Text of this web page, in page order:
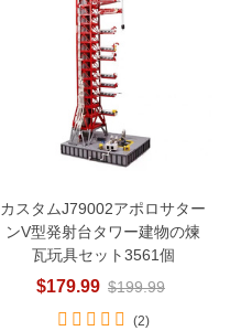
カスタムJ79002アポロサター
ンV型発射台タワー建物の煉
瓦玩具セット3561個
$179.99 $199.99
(2)